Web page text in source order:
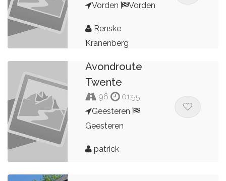
Vorden
Vorden
Renske
Kranenberg
Avondroute
Twente
96
01:55
Geesteren
Geesteren
patrick